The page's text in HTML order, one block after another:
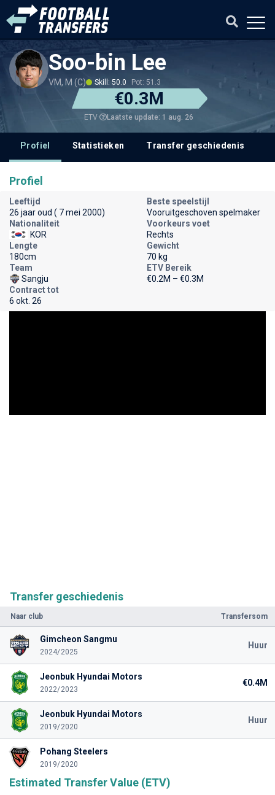
Soo-bin Lee
VM, M (C) Skill: 50.0 Pot: 51.3
€0.3M
ETV Laatste update: 1 aug. 26
Profiel Statistieken Transfer geschiedenis
Transfer geschiedenis
Naar club Transfersom
Gimcheon Sangmu
2024/2025
Huur
Jeonbuk Hyundai Motors
2022/2023
€0.4M
Jeonbuk Hyundai Motors
2019/2020
Huur
Pohang Steelers
2019/2020
Estimated Transfer Value (ETV)
Profiel
Leeftijd
26 jaar oud ( 7 mei 2000)
Beste speelstijl
Vooruitgeschoven spelmaker
Nationaliteit
KOR
Voorkeurs voet
Rechts
Lengte
180cm
Gewicht
70 kg
Team
Sangju
ETV Bereik
€0.2M – €0.3M
Contract tot
6 okt. 26